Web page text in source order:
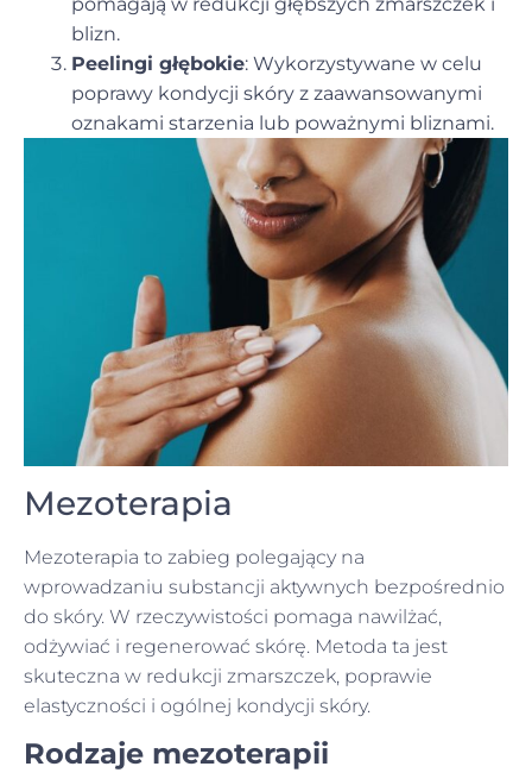
blizn.
Peelingi głębokie: Wykorzystywane w celu
poprawy kondycji skóry z zaawansowanymi
oznakami starzenia lub poważnymi bliznami.
Mezoterapia
Mezoterapia to zabieg polegający na
wprowadzaniu substancji aktywnych bezpośrednio
do skóry. W rzeczywistości pomaga nawilżać,
odżywiać i regenerować skórę. Metoda ta jest
skuteczna w redukcji zmarszczek, poprawie
elastyczności i ogólnej kondycji skóry.
Rodzaje mezoterapii